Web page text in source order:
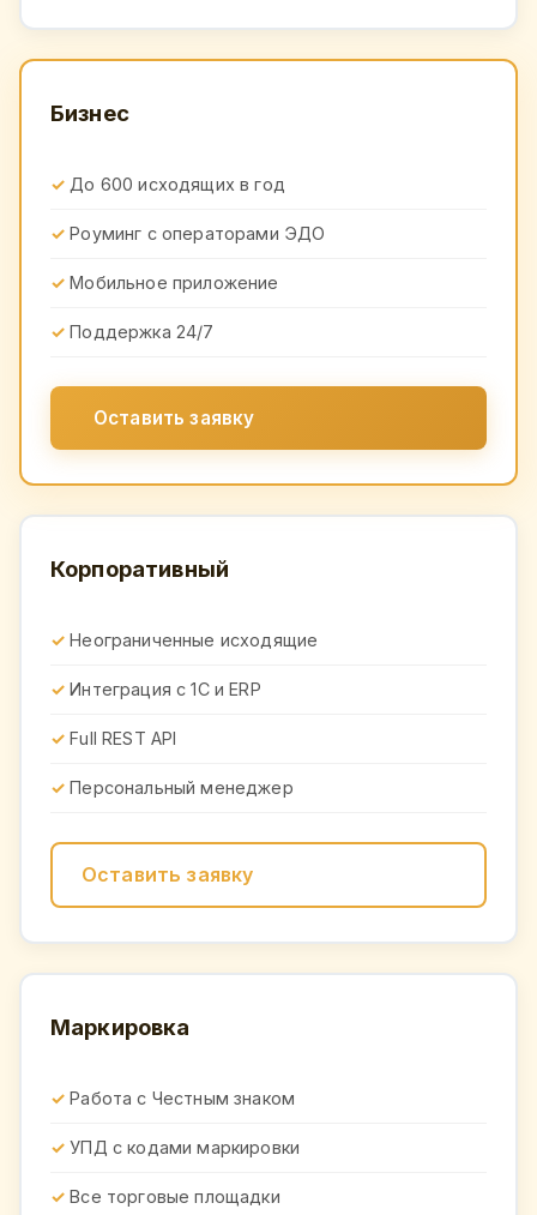
Бизнес
До 600 исходящих в год
Роуминг с операторами ЭДО
Мобильное приложение
Поддержка 24/7
Оставить заявку
Корпоративный
Неограниченные исходящие
Интеграция с 1С и ERP
Full REST API
Персональный менеджер
Оставить заявку
Маркировка
Работа с Честным знаком
УПД с кодами маркировки
Все торговые площадки